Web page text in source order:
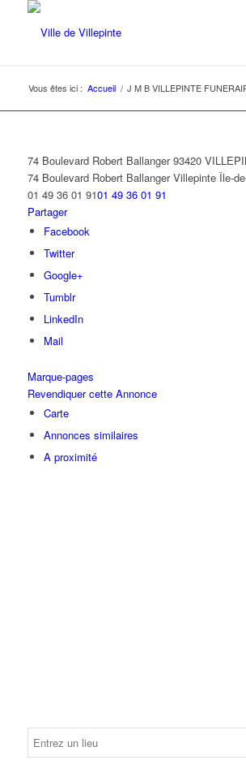
Vous êtes ici : Accueil / J M B VILLEPINTE
74 Boulevard Robert Ballanger 93420
74 Boulevard Robert Ballanger Villepinte Île-
01 49 36 01 9101 49 36 01 91
Partager
Facebook
Twitter
Google+
Tumblr
LinkedIn
Mail
Marque-pages
Revendiquer cette Annonce
Carte
Annonces similaires
A proximité